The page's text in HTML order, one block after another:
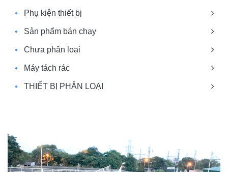
Phụ kiện thiết bị
Sản phẩm bán chạy
Chưa phân loại
Máy tách rác
THIẾT BỊ PHÂN LOẠI